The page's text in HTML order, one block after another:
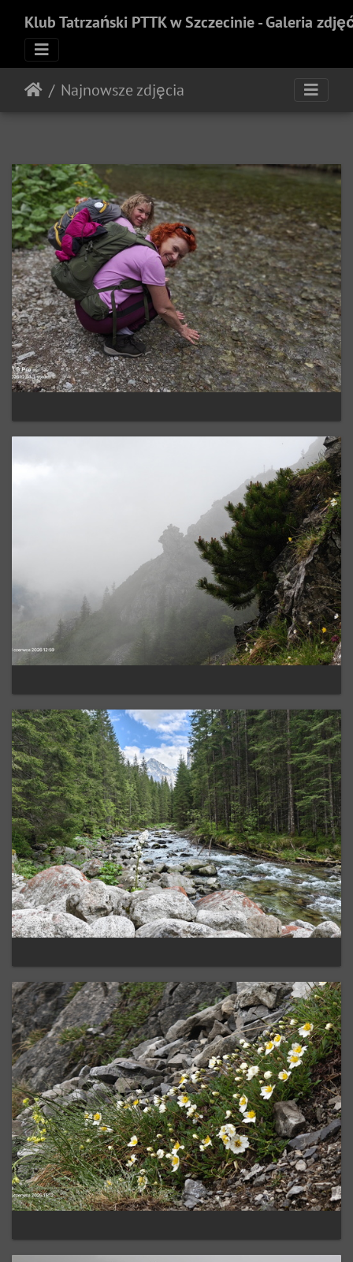
Klub Tatrzański PTTK w Szczecinie - Galeria
Najnowsze zdjęcia